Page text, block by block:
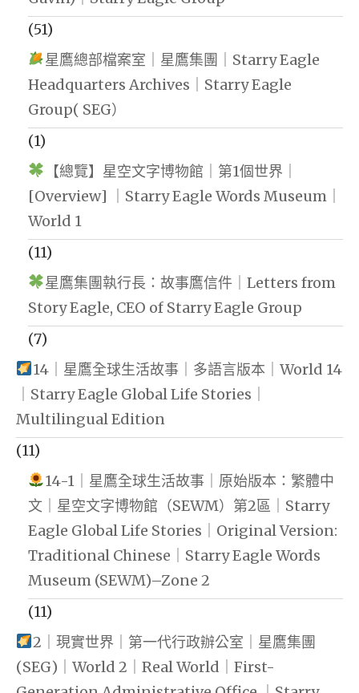
(51)
星鷹總部檔案室｜星鷹集團｜Starry Eagle
Headquarters Archives｜Starry Eagle
Group( SEG）
(1)
【總覽】星空文字博物館｜第1個世界｜
[Overview] ｜Starry Eagle Words Museum｜
World 1
(11)
星鷹集團執行長：故事鷹信件｜Letters from
Story Eagle, CEO of Starry Eagle Group
(7)
14｜星鷹全球生活故事｜多語言版本｜World 14
｜Starry Eagle Global Life Stories｜
Multilingual Edition
(11)
14-1｜星鷹全球生活故事｜原始版本：繁體中
文｜星空文字博物館（SEWM）第2區｜Starry
Eagle Global Life Stories｜Original Version:
Traditional Chinese｜Starry Eagle Words
Museum (SEWM)–Zone 2
(11)
2｜現實世界｜第一代行政辦公室｜星鷹集團
(SEG)｜World 2｜Real World｜First-